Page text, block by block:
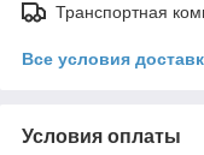
Транспортная
Все условия
Условия оплаты